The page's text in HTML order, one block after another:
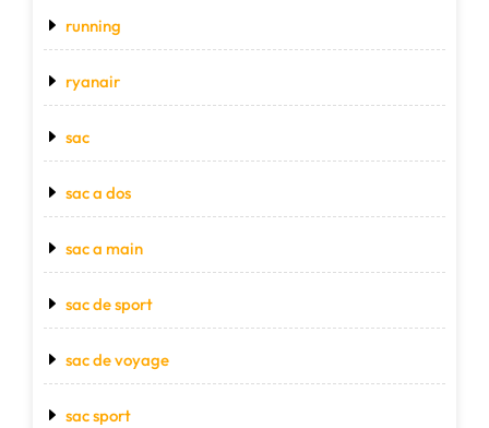
running
ryanair
sac
sac a dos
sac a main
sac de sport
sac de voyage
sac sport